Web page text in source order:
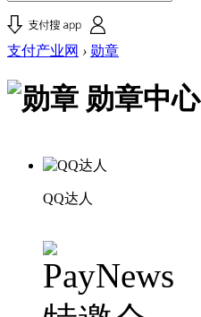
支付产业网 › 勋章
勋章中心
QQ达人